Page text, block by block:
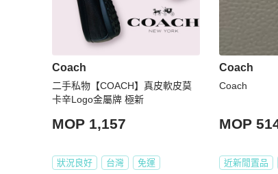
Coach
二手私物【COACH】真皮軟皮莫
卡辛Logo金屬牌 極新
MOP 1,157
狀況良好 台灣 免運
Coach
Coach
MOP
近新閒置品